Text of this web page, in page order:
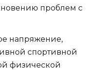
проблем с
напряжение,
спортивной
физической